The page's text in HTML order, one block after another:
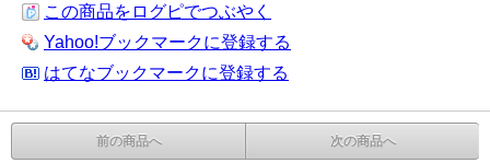
この商品をログピでつぶやく
Yahoo!ブックマークに登録する
はてなブックマークに登録する
前の商品へ 次の商品へ